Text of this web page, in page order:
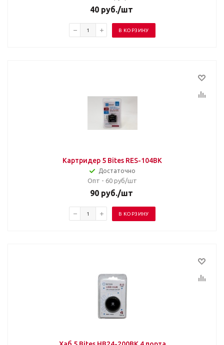
40руб./шт
В КОРЗИНУ
Картридер 5 Bites RES-104BK
Достаточно
Опт - 60 руб/шт
90руб./шт
В КОРЗИНУ